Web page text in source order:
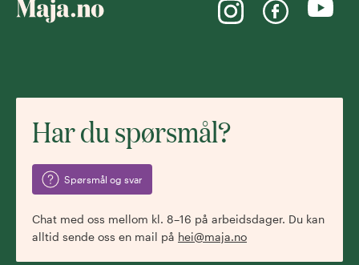
Har du spørsmål?
Spørsmål og svar
Chat med oss mellom kl. 8–16 på arbeidsdager. Du kan
alltid sende oss en mail på hei@maja.no